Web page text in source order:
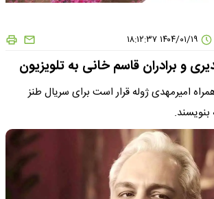
و برادران قاسم خانی به تلویزیون
امیرمهدی ژوله قرار است برای سریال طنز
بنویسند.